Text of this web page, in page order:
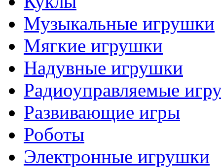
Музыкальные игрушки
Мягкие игрушки
Надувные игрушки
Радиоуправляемые
Развивающие игры
Роботы
Электронные игрушки